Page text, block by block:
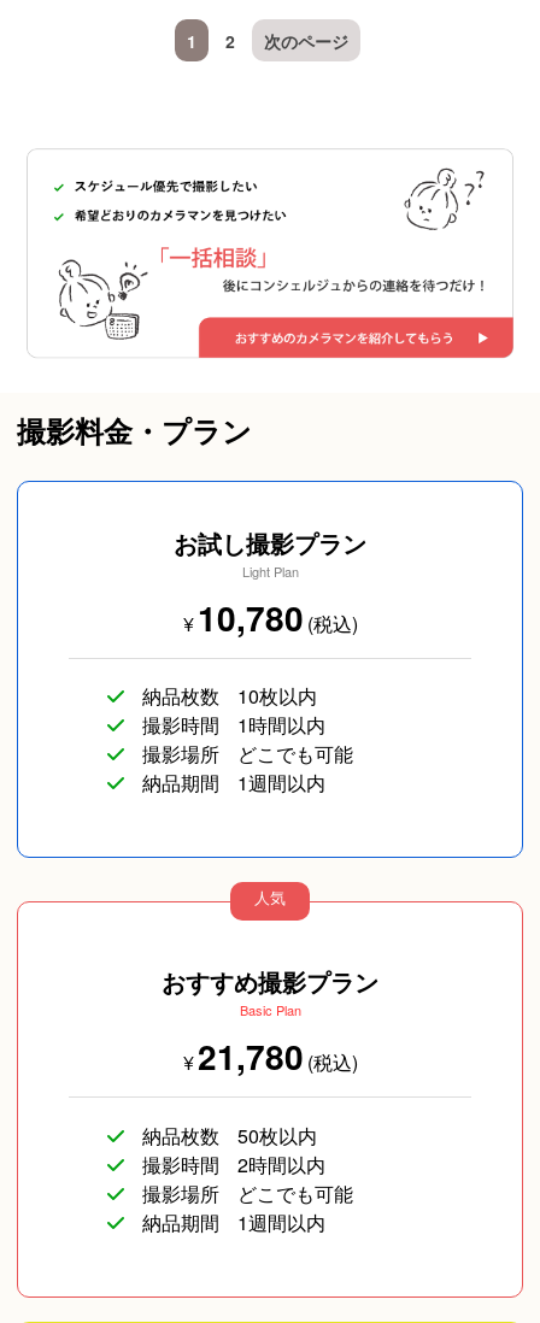
1 2 次のページ
撮影料金・プラン
お試し撮影プラン
Light Plan
¥10,780 (税込)
納品枚数
10枚以内
撮影時間
1時間以内
撮影場所
どこでも可能
納品期間
1週間以内
人気
おすすめ撮影プラン
Basic Plan
¥21,780 (税込)
納品枚数
50枚以内
撮影時間
2時間以内
撮影場所
どこでも可能
納品期間
1週間以内